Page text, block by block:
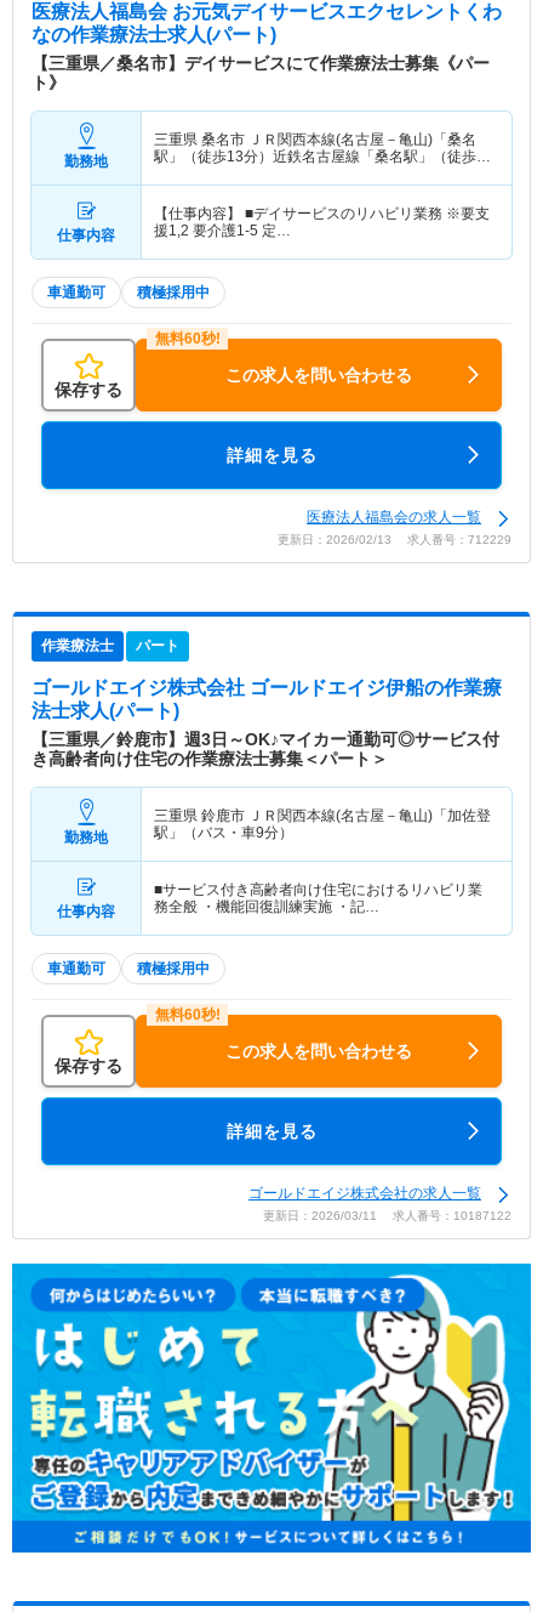
医療法人福島会 お元気デイサービスエクセレントくわ
なの作業療法士求人(パート)
【三重県／桑名市】デイサービスにて作業療法士募集《パー
ト》
勤務地
三重県 桑名市 ＪＲ関西本線(名古屋－亀山)「桑名
駅」（徒歩13分）近鉄名古屋線「桑名駅」（徒歩
仕事内容
【仕事内容】 ■デイサービスのリハビリ業務 ※要支
援1,2 要介護1-5 定…
車通勤可 積極採用中
保存する
この求人を問い合わせる
詳細を見る
医療法人福島会の求人一覧
更新日：2026/02/13 求人番号：712229
作業療法士 パート
ゴールドエイジ株式会社 ゴールドエイジ伊船の作業療
法士求人(パート)
【三重県／鈴鹿市】週3日～OK♪マイカー通勤可◎サービス付
き高齢者向け住宅の作業療法士募集＜パート＞
勤務地
三重県 鈴鹿市 ＪＲ関西本線(名古屋－亀山)「加佐登
駅」（バス・車9分）
仕事内容
■サービス付き高齢者向け住宅におけるリハビリ業
務全般 ・機能回復訓練実施 ・記…
車通勤可 積極採用中
保存する
この求人を問い合わせる
詳細を見る
ゴールドエイジ株式会社の求人一覧
更新日：2026/03/11 求人番号：10187122